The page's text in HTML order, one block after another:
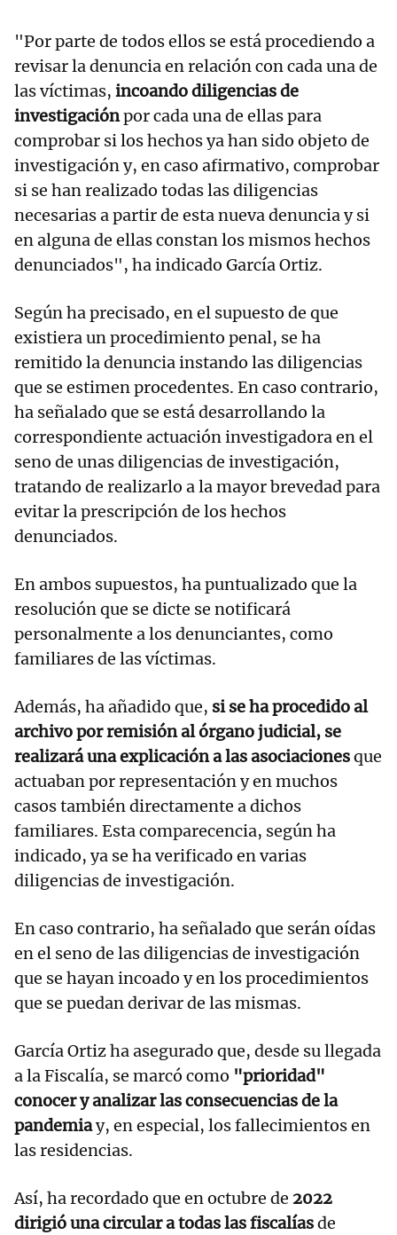
"Por parte de todos ellos se está procediendo a
revisar la denuncia en relación con cada una de
las víctimas, incoando diligencias de
investigaciónpor cada una de ellas para
comprobar si los hechos ya han sido objeto de
investigación y, en caso afirmativo, comprobar
si se han realizado todas las diligencias
necesarias a partir de esta nueva denuncia y si
en alguna de ellas constan los mismos hechos
denunciados", ha indicado García Ortiz.
Según ha precisado, en el supuesto de que
existiera un procedimiento penal, se ha
remitido la denuncia instando las diligencias
que se estimen procedentes. En caso contrario,
ha señalado que se está desarrollando la
correspondiente actuación investigadora en el
seno de unas diligencias de investigación,
tratando de realizarlo a la mayor brevedad para
evitar la prescripción de los hechos
denunciados.
En ambos supuestos, ha puntualizado que la
resolución que se dicte se notificará
personalmente a los denunciantes, como
familiares de las víctimas.
Además, ha añadido que, si se ha procedido al
archivo por remisión al órgano judicial, se
realizará una explicación a las asociacionesque
actuaban por representación y en muchos
casos también directamente a dichos
familiares. Esta comparecencia, según ha
indicado, ya se ha verificado en varias
diligencias de investigación.
En caso contrario, ha señalado que serán oídas
en el seno de las diligencias de investigación
que se hayan incoado y en los procedimientos
que se puedan derivar de las mismas.
García Ortiz ha asegurado que, desde su llegada
a la Fiscalía, se marcó como "prioridad"
conocer y analizar las consecuencias de la
pandemiay, en especial, los fallecimientos en
las residencias.
Así, ha recordado que en octubre de 2022
dirigió una circular a todas las fiscalíasde